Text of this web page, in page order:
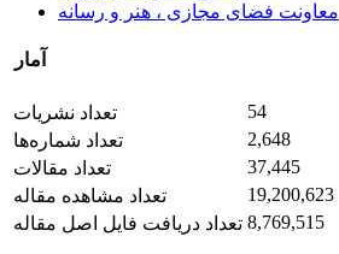
معاونت فضای مجازی ، هنر و رسانه
آمار
تعداد نشریات
54
تعداد شماره‌ها
2,648
تعداد مقالات
37,445
تعداد مشاهده مقاله
19,200,623
تعداد دریافت فایل اصل مقاله 8,769,515